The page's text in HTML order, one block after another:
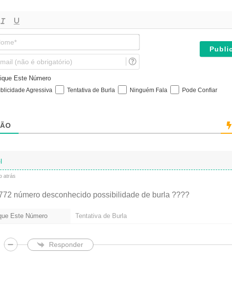
N
m
l
i
)
Este Número
Agressiva Tentativa de Burla Ninguém Fala Pode Confiar
atrás
número desconhecido possibilidade de burla ????
Este Número Tentativa de Burla
Responder